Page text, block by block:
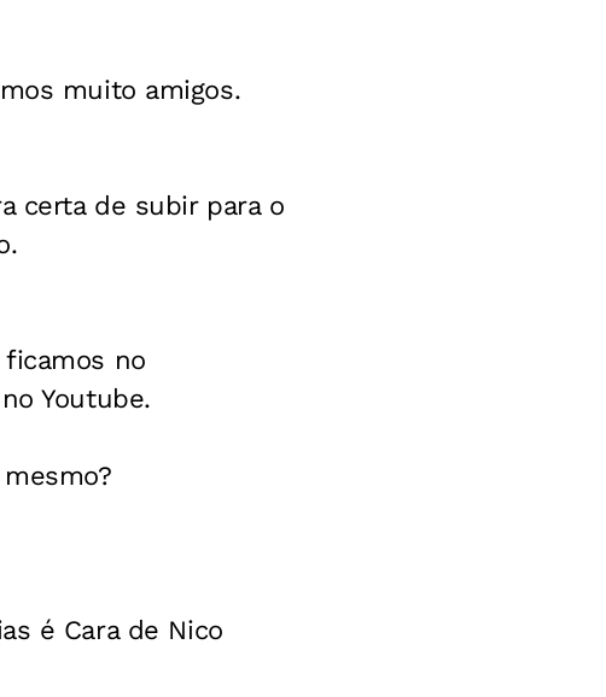
muito amigos.
certa de subir para o
ficamos no
Youtube.
é Cara de Nico